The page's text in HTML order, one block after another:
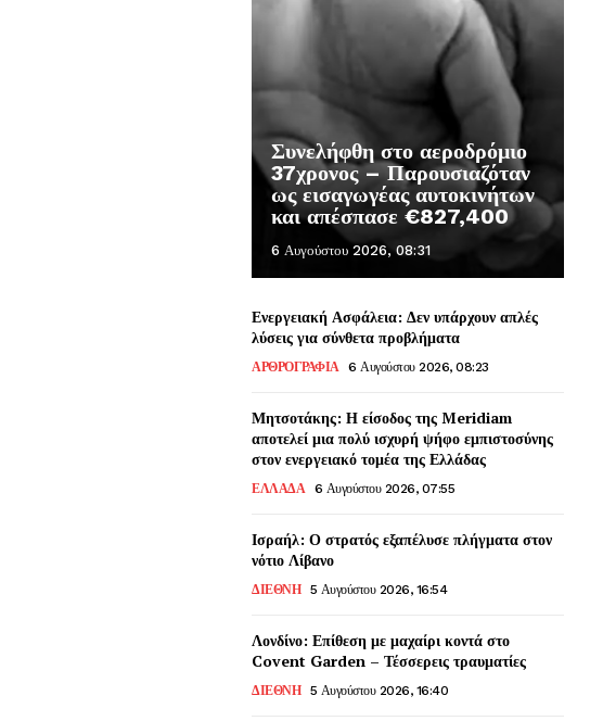
Συνελήφθη στο αεροδρόμιο
37χρονος – Παρουσιαζόταν
ως εισαγωγέας αυτοκινήτων
και απέσπασε €827,400
6 Αυγούστου 2026, 08:31
Ενεργειακή Ασφάλεια: Δεν υπάρχουν απλές
λύσεις για σύνθετα προβλήματα
ΑΡΘΡΟΓΡΑΦΙΑ 6 Αυγούστου 2026, 08:23
Μητσοτάκης: Η είσοδος της Meridiam
αποτελεί μια πολύ ισχυρή ψήφο εμπιστοσύνης
στον ενεργειακό τομέα της Ελλάδας
ΕΛΛΑΔΑ 6 Αυγούστου 2026, 07:55
Ισραήλ: Ο στρατός εξαπέλυσε πλήγματα στον
νότιο Λίβανο
ΔΙΕΘΝΗ 5 Αυγούστου 2026, 16:54
Λονδίνο: Επίθεση με μαχαίρι κοντά στο
Covent Garden – Τέσσερεις τραυματίες
ΔΙΕΘΝΗ 5 Αυγούστου 2026, 16:40